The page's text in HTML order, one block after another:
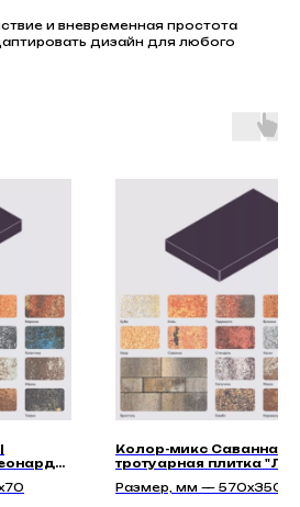
и вневременная простота
дизайн для любого
Колор-микс Саванна |
тротуарная плитка
Размер, мм —